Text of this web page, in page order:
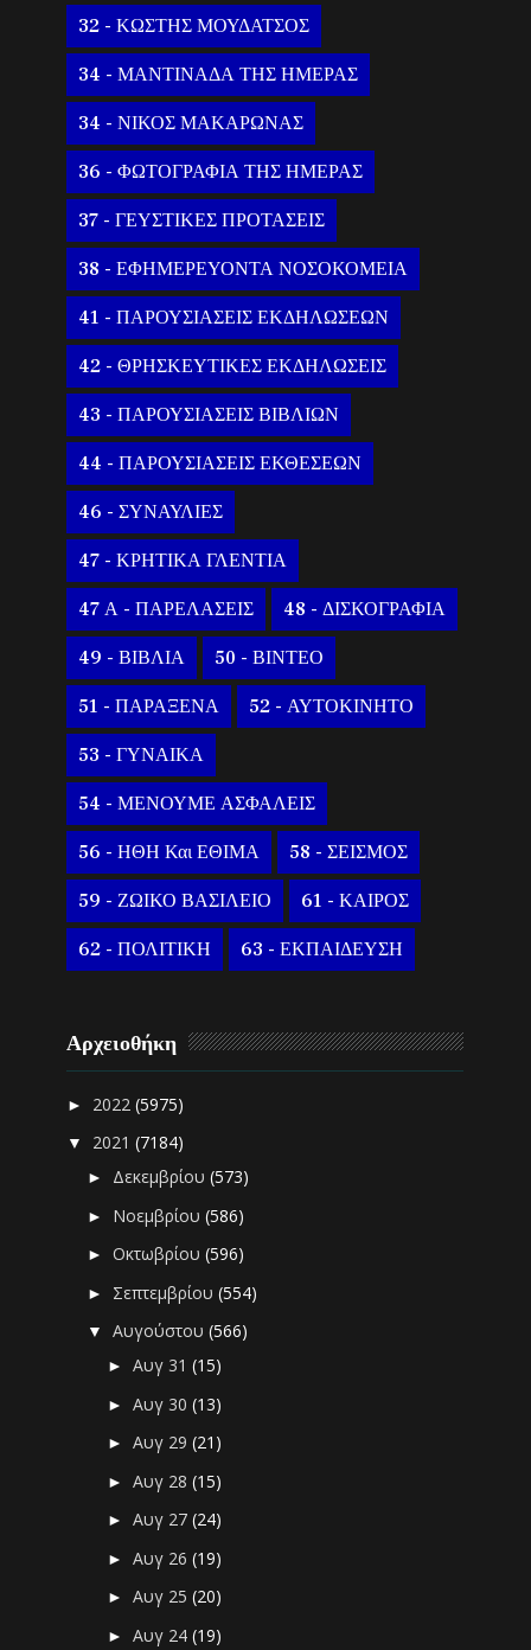
32 - ΚΩΣΤΗΣ ΜΟΥΔΑΤΣΟΣ
34 - ΜΑΝΤΙΝΑΔΑ ΤΗΣ ΗΜΕΡΑΣ
34 - ΝΙΚΟΣ ΜΑΚΑΡΩΝΑΣ
36 - ΦΩΤΟΓΡΑΦΙΑ ΤΗΣ ΗΜΕΡΑΣ
37 - ΓΕΥΣΤΙΚΕΣ ΠΡΟΤΑΣΕΙΣ
38 - ΕΦΗΜΕΡΕΥΟΝΤΑ ΝΟΣΟΚΟΜΕΙΑ
41 - ΠΑΡΟΥΣΙΑΣΕΙΣ ΕΚΔΗΛΩΣΕΩΝ
42 - ΘΡΗΣΚΕΥΤΙΚΕΣ ΕΚΔΗΛΩΣΕΙΣ
43 - ΠΑΡΟΥΣΙΑΣΕΙΣ ΒΙΒΛΙΩΝ
44 - ΠΑΡΟΥΣΙΑΣΕΙΣ ΕΚΘΕΣΕΩΝ
46 - ΣΥΝΑΥΛΙΕΣ
47 - ΚΡΗΤΙΚΑ ΓΛΕΝΤΙΑ
47 Α - ΠΑΡΕΛΑΣΕΙΣ 48 - ΔΙΣΚΟΓΡΑΦΙΑ
49 - ΒΙΒΛΙΑ 50 - ΒΙΝΤΕΟ
51 - ΠΑΡΑΞΕΝΑ 52 - ΑΥΤΟΚΙΝΗΤΟ
53 - ΓΥΝΑΙΚΑ
54 - ΜΕΝΟΥΜΕ ΑΣΦΑΛΕΙΣ
56 - ΗΘΗ Και ΕΘΙΜΑ 58 - ΣΕΙΣΜΟΣ
59 - ΖΩΙΚΟ ΒΑΣΙΛΕΙΟ 61 - ΚΑΙΡΟΣ
62 - ΠΟΛΙΤΙΚΗ 63 - ΕΚΠΑΙΔΕΥΣΗ
Αρχειοθήκη
► 2022(5975)
▼ 2021(7184)
► Δεκεμβρίου(573)
► Νοεμβρίου(586)
►Οκτωβρίου(596)
► Σεπτεμβρίου(554)
▼Αυγούστου(566)
►Αυγ 31(15)
►Αυγ 30(13)
►Αυγ 29(21)
►Αυγ 28(15)
►Αυγ 27(24)
►Αυγ 26(19)
►Αυγ 25(20)
►Αυγ 24(19)